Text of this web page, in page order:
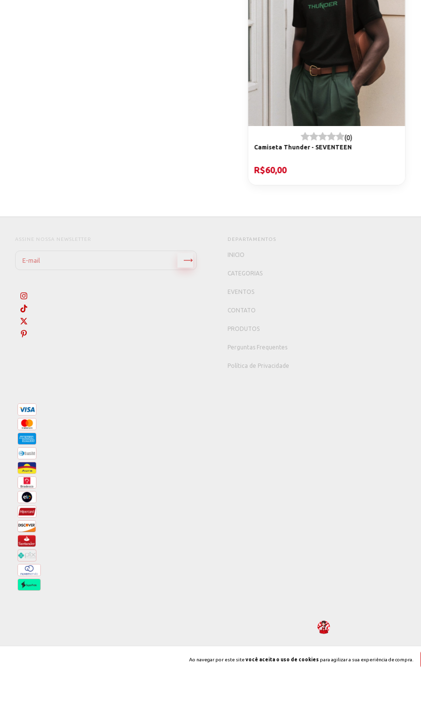
Ao navegar por este sitevocê aceita o uso de cookies para agilizar a sua experiência de compra.
(0)
Camiseta Thunder - SEVENTEEN
R$60,00
ASSINE NOSSA NEWSLETTER DEPARTAMENTOS
INICIO
CATEGORIAS
EVENTOS
CONTATO
PRODUTOS
Perguntas Frequentes
Política de Privacidade